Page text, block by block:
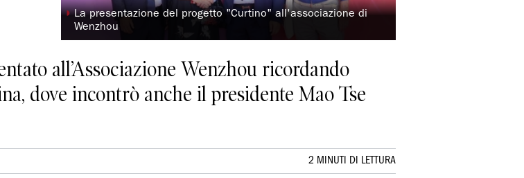
◗La presentazione del progetto "Curtino" all'associazione di
Wenzhou
all’Associazione Wenzhou ricordando
dove incontrò anche il presidente Mao Tse
2 MINUTI DI LETTURA